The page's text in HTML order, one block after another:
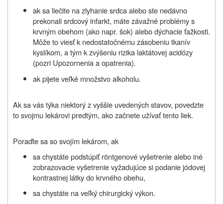
ak sa liečite na zlyhanie srdca alebo ste nedávno
prekonali srdcový infarkt, máte závažné problémy s
krvným obehom (ako napr. šok) alebo dýchacie ťažkosti.
Môže to viesť k nedostatočnému zásobeniu tkanív
kyslíkom, a tým k zvýšeniu rizika laktátovej acidózy
(pozri Upozornenia aopatrenia).
ak pijete veľké množstvo alkoholu.
Ak sa vás týka niektorý z vyššie uvedených stavov, povedzte
to svojmu lekárovi predtým, ako začnete užívať tento liek.
Poraďte sa so svojím lekárom, ak
sa chystáte podstúpiť röntgenové vyšetrenie alebo iné
zobrazovacie vyšetrenie vyžadujúce si podanie jódovej
kontrastnej látky do krvného obehu,
sa chystáte na veľký chirurgický výkon.